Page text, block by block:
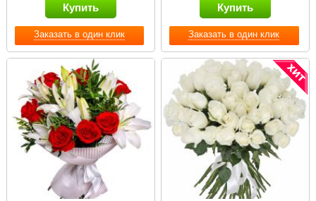
Заказать в один клик
Купить
Заказать в один клик
Купить